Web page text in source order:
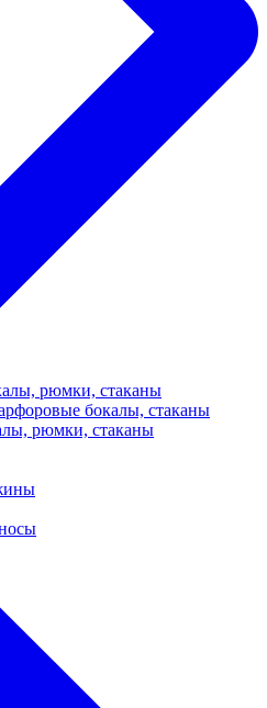
рюмки, стаканы
бокалы, стаканы
рюмки, стаканы